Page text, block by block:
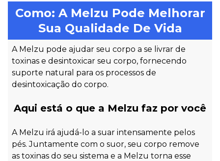
Como: A Melzu Pode Melhorar
Sua Qualidade De Vida
A Melzu pode ajudar seu corpo a se livrar de
toxinas e desintoxicar seu corpo, fornecendo
suporte natural para os processos de
desintoxicação do corpo.
Aqui está o que a Melzu faz por você
A Melzu irá ajudá-lo a suar intensamente pelos
pés. Juntamente com o suor, seu corpo remove
as toxinas do seu sistema e a Melzu torna esse